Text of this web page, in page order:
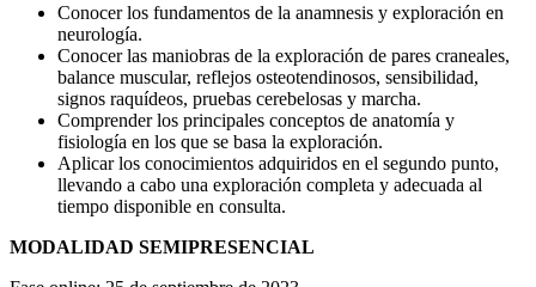
Conocer los fundamentos de la anamnesis y exploración en
neurología.
Conocer las maniobras de la exploración de pares craneales,
balance muscular, reflejos osteotendinosos, sensibilidad,
signos raquídeos, pruebas cerebelosas y marcha.
Comprender los principales conceptos de anatomía y
fisiología en los que se basa la exploración.
Aplicar los conocimientos adquiridos en el segundo punto,
llevando a cabo una exploración completa y adecuada al
tiempo disponible en consulta.
MODALIDAD SEMIPRESENCIAL